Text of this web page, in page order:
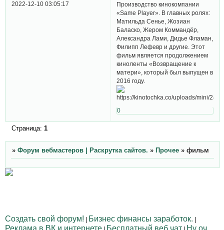
2022-12-10 03:05:17
Производство кинокомпании
«Same Player». В главных ролях:
Матильда Сенье, Жозиан
Баласко, Жером Коммандёр,
Александра Лами, Дидье Фламан,
Филипп Лефевр и другие. Этот
фильм является продолжением
киноленты «Возвращение к
матери», который был выпущен в
2016 году.
0
Страница: 1
» Форум вебмастеров | Раскрутка сайтов. » Прочее » фильм
Создать свой форум! | Бизнес финансы заработок. |
Реклама в ВК и интернете Бесплатный веб чат Ну оч